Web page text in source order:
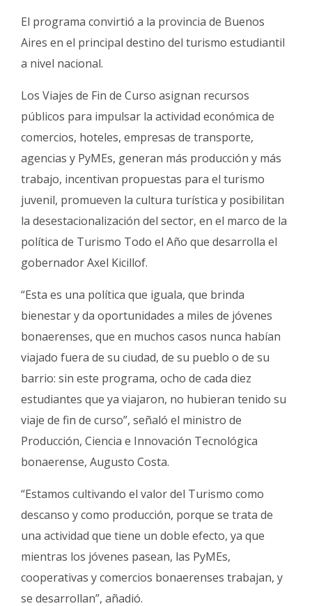
El programa convirtió a la provincia de Buenos
Aires en el principal destino del turismo estudiantil
a nivel nacional.
Los Viajes de Fin de Curso asignan recursos
públicos para impulsar la actividad económica de
comercios, hoteles, empresas de transporte,
agencias y PyMEs, generan más producción y más
trabajo, incentivan propuestas para el turismo
juvenil, promueven la cultura turística y posibilitan
la desestacionalización del sector, en el marco de la
política de Turismo Todo el Año que desarrolla el
gobernador Axel Kicillof.
“Esta es una política que iguala, que brinda
bienestar y da oportunidades a miles de jóvenes
bonaerenses, que en muchos casos nunca habían
viajado fuera de su ciudad, de su pueblo o de su
barrio: sin este programa, ocho de cada diez
estudiantes que ya viajaron, no hubieran tenido su
viaje de fin de curso”, señaló el ministro de
Producción, Ciencia e Innovación Tecnológica
bonaerense, Augusto Costa.
“Estamos cultivando el valor del Turismo como
descanso y como producción, porque se trata de
una actividad que tiene un doble efecto, ya que
mientras los jóvenes pasean, las PyMEs,
cooperativas y comercios bonaerenses trabajan, y
se desarrollan”, añadió.